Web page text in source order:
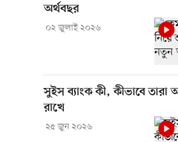
অর্থবছর
০২ জুলাই ২০২৬
সুইস ব্যাংক কী, কীভাবে তারা
রাখে
২৫ জুন ২০২৬